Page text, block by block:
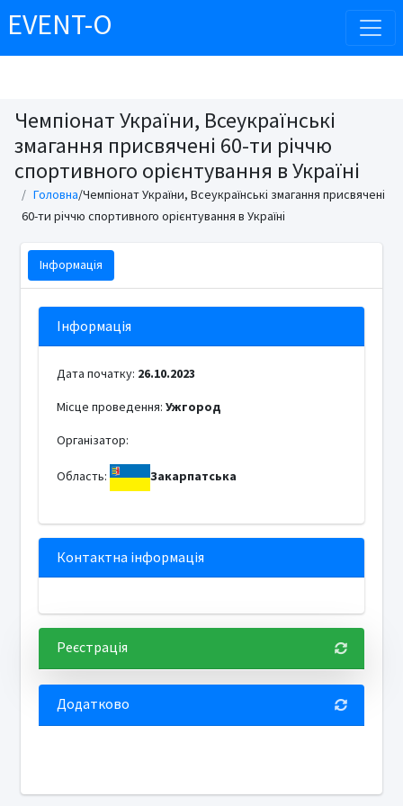
EVENT-O
Чемпіонат України, Всеукраїнські
змагання присвячені 60-ти річчю
спортивного орієнтування в Україні
Головна/Чемпіонат України, Всеукраїнські змагання присвячені
60-ти річчю спортивного орієнтування в Україні
Інформація
Інформація
Дата початку: 26.10.2023
Місце проведення: Ужгород
Організатор:
Область: Закарпатська
Контактна інформація
Реєстрація
Додатково